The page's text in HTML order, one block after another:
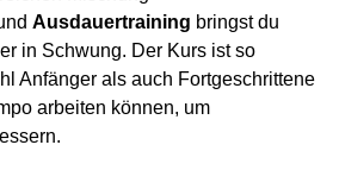
Ausdauertraining bringst du
in Schwung. Der Kurs ist so
Anfänger als auch Fortgeschrittene
arbeiten können, um